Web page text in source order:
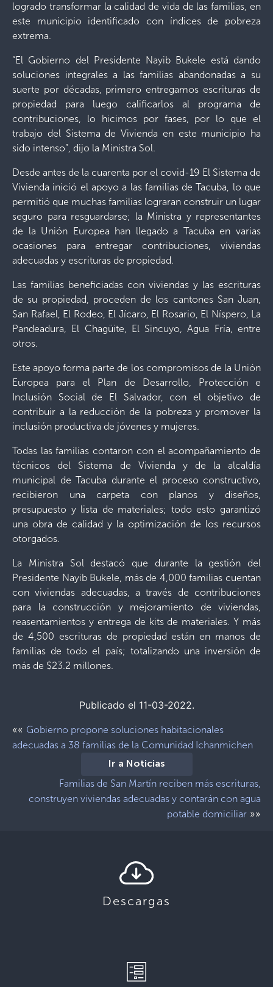
logrado transformar la calidad de vida de las familias, en
este municipio identificado con índices de pobreza
extrema.
“El Gobierno del Presidente Nayib Bukele está dando
soluciones integrales a las familias abandonadas a su
suerte por décadas, primero entregamos escrituras de
propiedad para luego calificarlos al programa de
contribuciones, lo hicimos por fases, por lo que el
trabajo del Sistema de Vivienda en este municipio ha
sido intenso”, dijo la Ministra Sol.
Desde antes de la cuarenta por el covid-19 El Sistema de
Vivienda inició el apoyo a las familias de Tacuba, lo que
permitió que muchas familias lograran construir un lugar
seguro para resguardarse; la Ministra y representantes
de la Unión Europea han llegado a Tacuba en varias
ocasiones para entregar contribuciones, viviendas
adecuadas y escrituras de propiedad.
Las familias beneficiadas con viviendas y las escrituras
de su propiedad, proceden de los cantones San Juan,
San Rafael, El Rodeo, El Jícaro, El Rosario, El Níspero, La
Pandeadura, El Chagüite, El Sincuyo, Agua Fría, entre
otros.
Este apoyo forma parte de los compromisos de la Unión
Europea para el Plan de Desarrollo, Protección e
Inclusión Social de El Salvador, con el objetivo de
contribuir a la reducción de la pobreza y promover la
inclusión productiva de jóvenes y mujeres.
Todas las familias contaron con el acompañamiento de
técnicos del Sistema de Vivienda y de la alcaldía
municipal de Tacuba durante el proceso constructivo,
recibieron una carpeta con planos y diseños,
presupuesto y lista de materiales; todo esto garantizó
una obra de calidad y la optimización de los recursos
otorgados.
La Ministra Sol destacó que durante la gestión del
Presidente Nayib Bukele, más de 4,000 familias cuentan
con viviendas adecuadas, a través de contribuciones
para la construcción y mejoramiento de viviendas,
reasentamientos y entrega de kits de materiales. Y más
de 4,500 escrituras de propiedad están en manos de
familias de todo el país; totalizando una inversión de
más de $23.2 millones.
Publicado el 11-03-2022.
«« Gobierno propone soluciones habitacionales
adecuadas a 38 familias de la Comunidad Ichanmichen
Ir a Noticias
Familias de San Martín reciben más escrituras,
construyen viviendas adecuadas y contarán con agua
potable domiciliar »»
Descargas